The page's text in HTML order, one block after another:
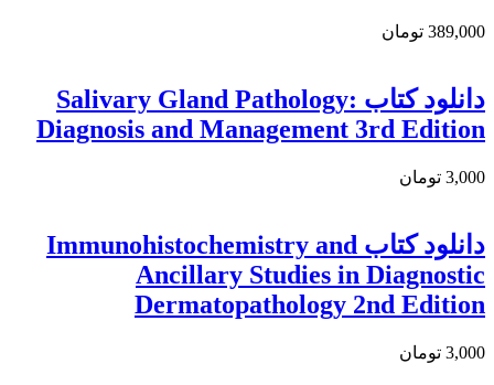
389,000 تومان
دانلود کتاب Salivary Gland Pathology:
Diagnosis and Management 3rd Edition
3,000 تومان
دانلود کتاب Immunohistochemistry and
Ancillary Studies in Diagnostic
Dermatopathology 2nd Edition
3,000 تومان